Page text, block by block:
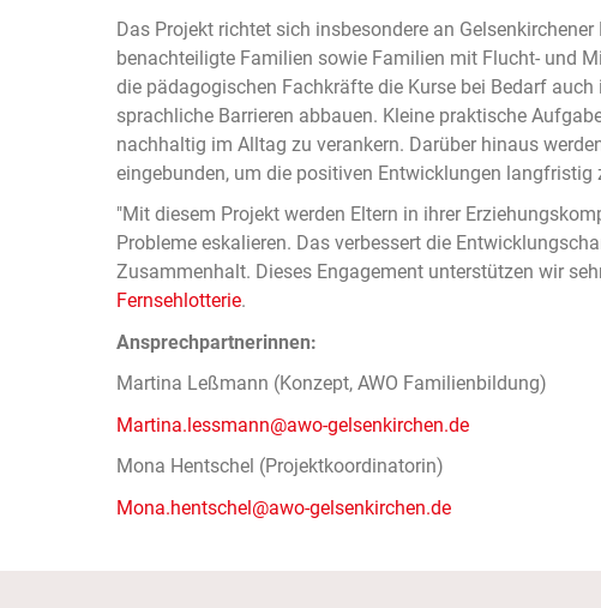
Das Projekt richtet sich insbesondere an
benachteiligte Familien sowie Familien mit Flucht- und
die pädagogischen Fachkräfte die Kurse bei Bedarf
sprachliche Barrieren abbauen. Kleine praktische
nachhaltig im Alltag zu verankern. Darüber hinaus
eingebunden, um die positiven Entwicklungen langfristig
"Mit diesem Projekt werden Eltern in ihrer
Probleme eskalieren. Das verbessert die
Zusammenhalt. Dieses Engagement unterstützen wir
Fernsehlotterie.
Ansprechpartnerinnen:
Martina Leßmann (Konzept, AWO Familienbildung)
Martina.lessmann@awo-gelsenkirchen.de
Mona Hentschel (Projektkoordinatorin)
Mona.hentschel@awo-gelsenkirchen.de